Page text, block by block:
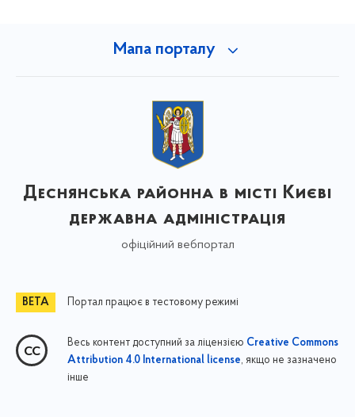
Мапа порталу
Деснянська районна в місті Києві
державна адміністрація
офіційний вебпортал
Портал працює в тестовому режимі
Весь контент доступний за ліцензією Creative Commons
Attribution 4.0 International license, якщо не зазначено
інше